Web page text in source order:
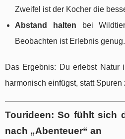
Zweifel ist der Kocher die
Abstand halten bei
Beobachten ist Erlebnis genug.
Das Ergebnis: Du erlebst Natur
harmonisch einfügst, statt Spuren
Tourideen: So fühlt sich
nach „Abenteuer“ an